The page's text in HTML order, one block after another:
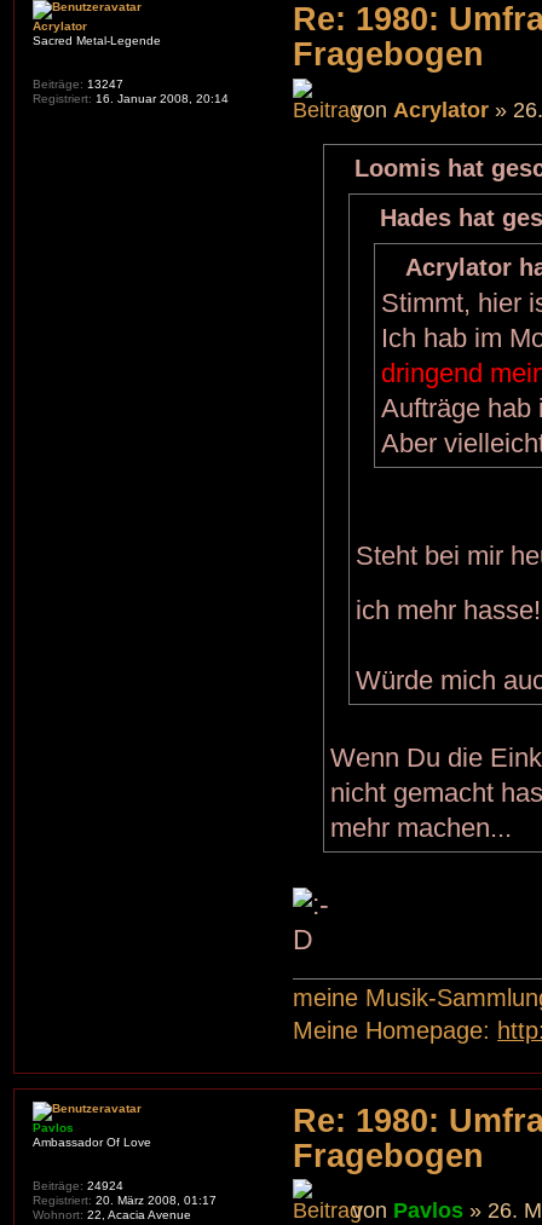
Re: 1980:
Fragebogen
von Acrylator »
Loomis hat
Hades hat
Acrylator
Stimmt, hier
Ich hab im
dringend
Aufträge hab
Aber
Steht bei mir
ich mehr
Würde mich
Wenn Du die
nicht gemacht
mehr machen...
meine Musik-
Meine Homepage:
Acrylator
Sacred Metal-Legende
Beiträge: 13247
Registriert: 16. Januar 2008, 20:14
Re: 1980:
Fragebogen
von Pavlos » 26.
Pavlos
Ambassador Of Love
Beiträge: 24924
Registriert: 20. März 2008, 01:17
Wohnort: 22, Acacia Avenue